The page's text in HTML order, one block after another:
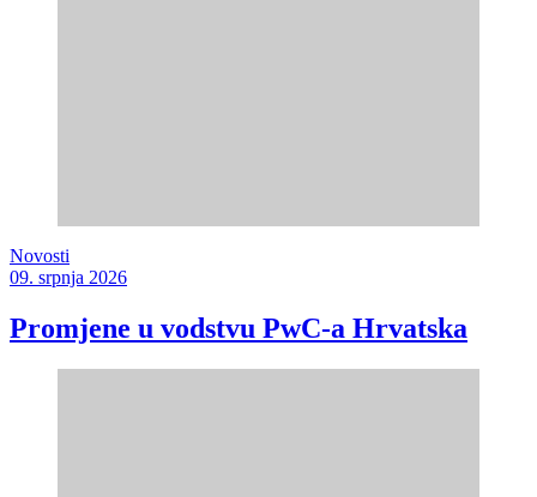
Novosti
09. srpnja 2026
Promjene u vodstvu PwC-a Hrvatska